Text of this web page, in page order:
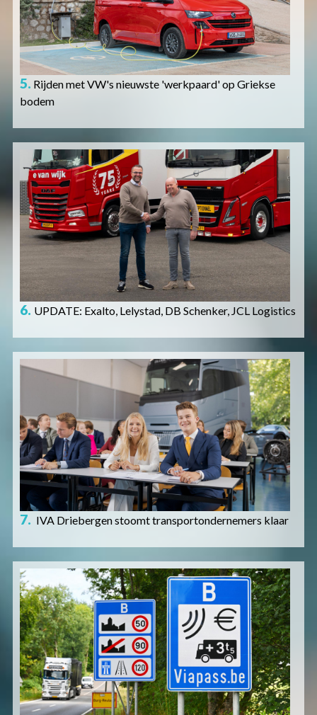
5. Rijden met VW's nieuwste 'werkpaard' op Griekse
bodem
Afbeelding
6. UPDATE: Exalto, Lelystad, DB Schenker, JCL Logistics
Afbeelding
7. IVA Driebergen stoomt transportondernemers klaar
Afbeelding